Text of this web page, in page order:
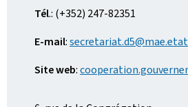
Tél.: (+352) 247-82351
E-mail:
Site web: